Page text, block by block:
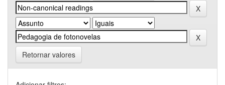
Retornar valores